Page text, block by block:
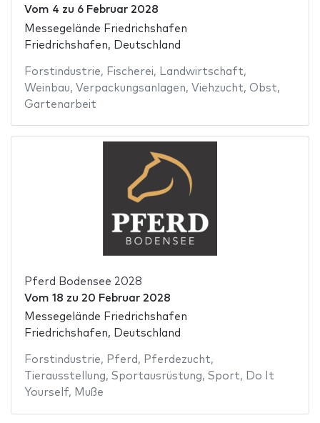
Vom 4 zu 6 Februar 2028
Messegelände Friedrichshafen
Friedrichshafen, Deutschland
Forstindustrie, Fischerei, Landwirtschaft,
Weinbau, Verpackungsanlagen, Viehzucht, Obst,
Gartenarbeit
Pferd Bodensee 2028
Vom 18 zu 20 Februar 2028
Messegelände Friedrichshafen
Friedrichshafen, Deutschland
Forstindustrie, Pferd , Pferdezucht,
Tierausstellung, Sportausrüstung, Sport, Do It
Yourself, Muße